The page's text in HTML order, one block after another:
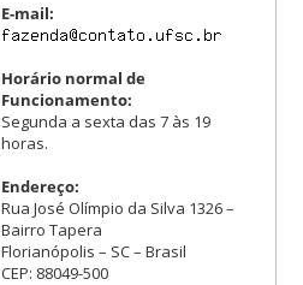
E-mail:
Horário normal de
Funcionamento:
Segunda a sexta das 7 às 19
horas.
Endereço:
Rua José Olímpio da Silva 1326 –
Bairro Tapera
Florianópolis – SC – Brasil
CEP: 88049-500